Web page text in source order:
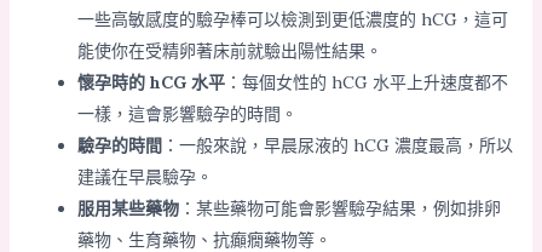
一些高敏感度的驗孕棒可以檢測到更低濃度的 hCG，這可
能使你在受精卵著床前就驗出陽性結果。
懷孕時的 hCG 水平：每個女性的 hCG 水平上升速度都不
一樣，這會影響驗孕的時間。
驗孕的時間：一般來說，早晨尿液的 hCG 濃度最高，所以
建議在早晨驗孕。
服用某些藥物：某些藥物可能會影響驗孕結果，例如排卵
藥物、生育藥物、抗癲癇藥物等。